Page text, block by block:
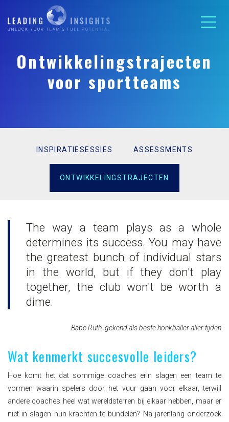
Ontwikkelingstrajecten
voor sportteams
INSPIRATIESESSIES ASSESSMENTS
ONTWIKKELINGSTRAJECTEN
The way a team plays as a whole
determines its success. You may have
the greatest bunch of individual stars
in the world, but if they don't play
together, the club won't be worth a
dime.
Babe Ruth, gekend als beste honkballer aller tijden
Wat kenmerkt succesvolle leiders?
Hoe komt het dat sommige coaches erin slagen een team te
vormen waarin spelers door het vuur gaan voor elkaar, terwijl
andere coaches heel wat wereldsterren bij elkaar hebben, maar er
niet in slagen hun krachten te bundelen? Na jarenlang onderzoek